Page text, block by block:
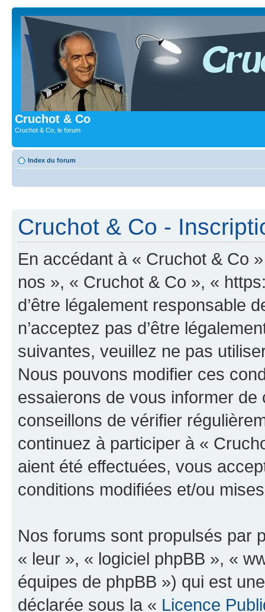
Cruchot & Co
Cruchot & Co, le forum
Index du forum
Cruchot & Co -
En accédant à « Cruchot & Co
nos », « Cruchot & Co », «
d’être légalement responsable
n’acceptez pas d’être
suivantes, veuillez ne pas
Nous pouvons modifier ces
essaierons de vous informer
conseillons de vérifier
continuez à participer à «
aient été effectuées, vous
conditions modifiées et/ou
Nos forums sont propulsés par
« leur », « logiciel phpBB », «
équipes de phpBB ») qui est
déclarée sous la « Licence